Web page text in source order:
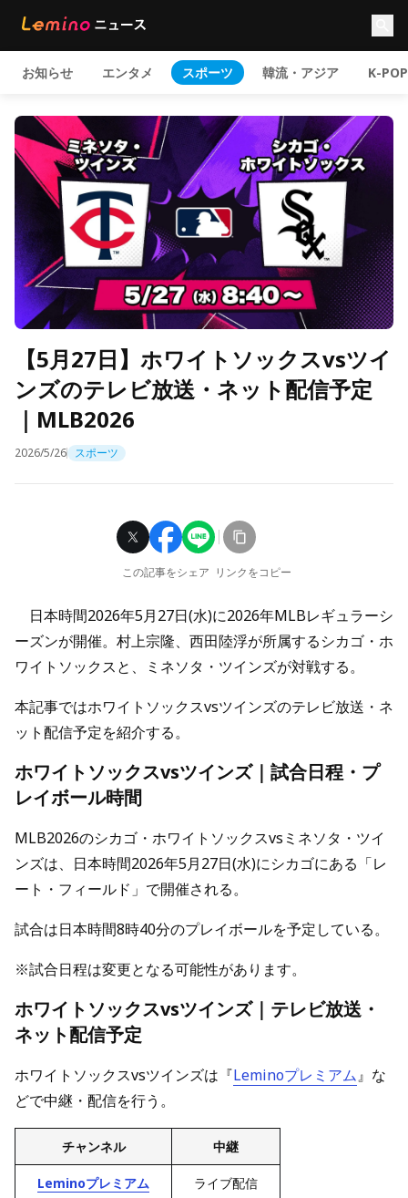
お知らせ エンタメ スポーツ 韓流・アジア K-POP
【5月27日】ホワイトソックスvsツイ
ンズのテレビ放送・ネット配信予定
｜MLB2026
2026/5/26 スポーツ
この記事をシェア リンクをコピー
日本時間2026年5月27日(水)に2026年MLBレギュラーシ
ーズンが開催。村上宗隆、西田陸浮が所属するシカゴ・ホ
ワイトソックスと、ミネソタ・ツインズが対戦する。
本記事ではホワイトソックスvsツインズのテレビ放送・ネ
ット配信予定を紹介する。
ホワイトソックスvsツインズ｜試合日程・プ
レイボール時間
MLB2026のシカゴ・ホワイトソックスvsミネソタ・ツイ
ンズは、日本時間2026年5月27日(水)にシカゴにある「レ
ート・フィールド」で開催される。
試合は日本時間8時40分のプレイボールを予定している。
※試合日程は変更となる可能性があります。
ホワイトソックスvsツインズ｜テレビ放送・
ネット配信予定
ホワイトソックスvsツインズは『Leminoプレミアム』な
どで中継・配信を行う。
チャンネル 中継
Leminoプレミアム ライブ配信